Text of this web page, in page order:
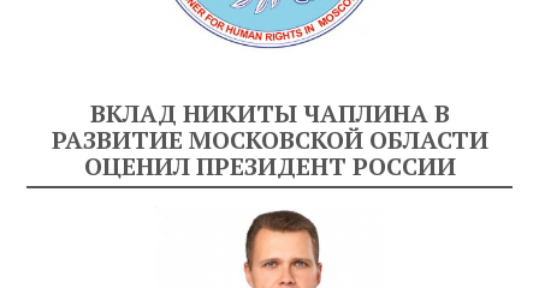
ВКЛАД НИКИТЫ ЧАПЛИНА В
РАЗВИТИЕ МОСКОВСКОЙ ОБЛАСТИ
ОЦЕНИЛ ПРЕЗИДЕНТ РОССИИ